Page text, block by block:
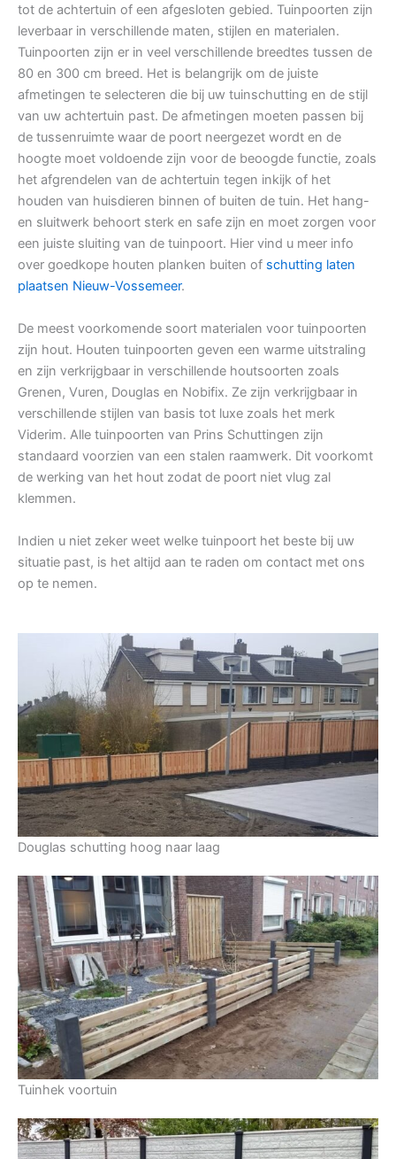
tot de achtertuin of een afgesloten gebied. Tuinpoorten zijn
leverbaar in verschillende maten, stijlen en materialen.
Tuinpoorten zijn er in veel verschillende breedtes tussen de
80 en 300 cm breed. Het is belangrijk om de juiste
afmetingen te selecteren die bij uw tuinschutting en de stijl
van uw achtertuin past. De afmetingen moeten passen bij
de tussenruimte waar de poort neergezet wordt en de
hoogte moet voldoende zijn voor de beoogde functie, zoals
het afgrendelen van de achtertuin tegen inkijk of het
houden van huisdieren binnen of buiten de tuin. Het hang-
en sluitwerk behoort sterk en safe zijn en moet zorgen voor
een juiste sluiting van de tuinpoort. Hier vind u meer info
over goedkope houten planken buiten of schutting laten
plaatsen Nieuw-Vossemeer.
De meest voorkomende soort materialen voor tuinpoorten
zijn hout. Houten tuinpoorten geven een warme uitstraling
en zijn verkrijgbaar in verschillende houtsoorten zoals
Grenen, Vuren, Douglas en Nobifix. Ze zijn verkrijgbaar in
verschillende stijlen van basis tot luxe zoals het merk
Viderim. Alle tuinpoorten van Prins Schuttingen zijn
standaard voorzien van een stalen raamwerk. Dit voorkomt
de werking van het hout zodat de poort niet vlug zal
klemmen.
Indien u niet zeker weet welke tuinpoort het beste bij uw
situatie past, is het altijd aan te raden om contact met ons
op te nemen.
Douglas schutting hoog naar laag
Tuinhek voortuin